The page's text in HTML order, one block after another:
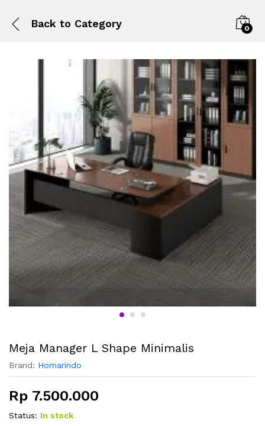
Back to Category 0
Meja Manager L Shape Minimalis
Brand: Homarindo
Rp 7.500.000
Status: In stock